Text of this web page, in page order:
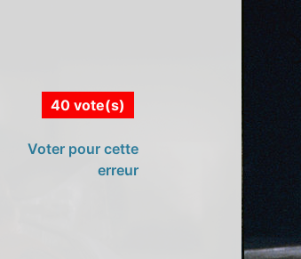
40 vote(s)
Voter pour cette
erreur